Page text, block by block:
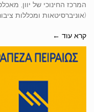
המרכז החינוכי של יוון,
(אוניברסיטאות ומכללות
קרא עוד ←